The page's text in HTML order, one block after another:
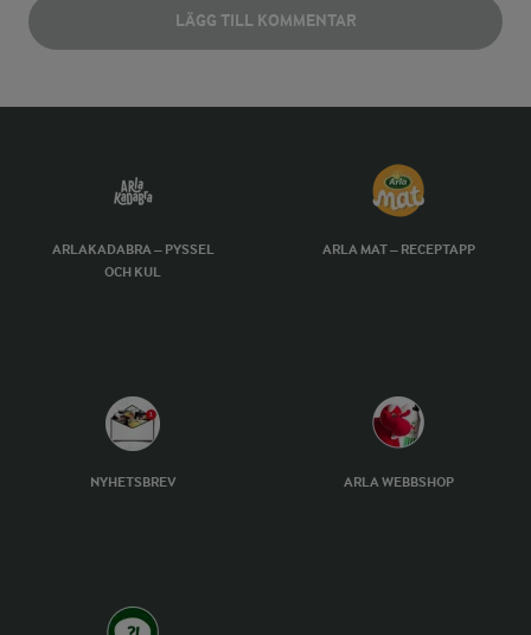
LÄGG TILL KOMMENTAR
ARLAKADABRA – PYSSEL
OCH KUL
ARLA MAT – RECEPTAPP
NYHETSBREV ARLA WEBBSHOP